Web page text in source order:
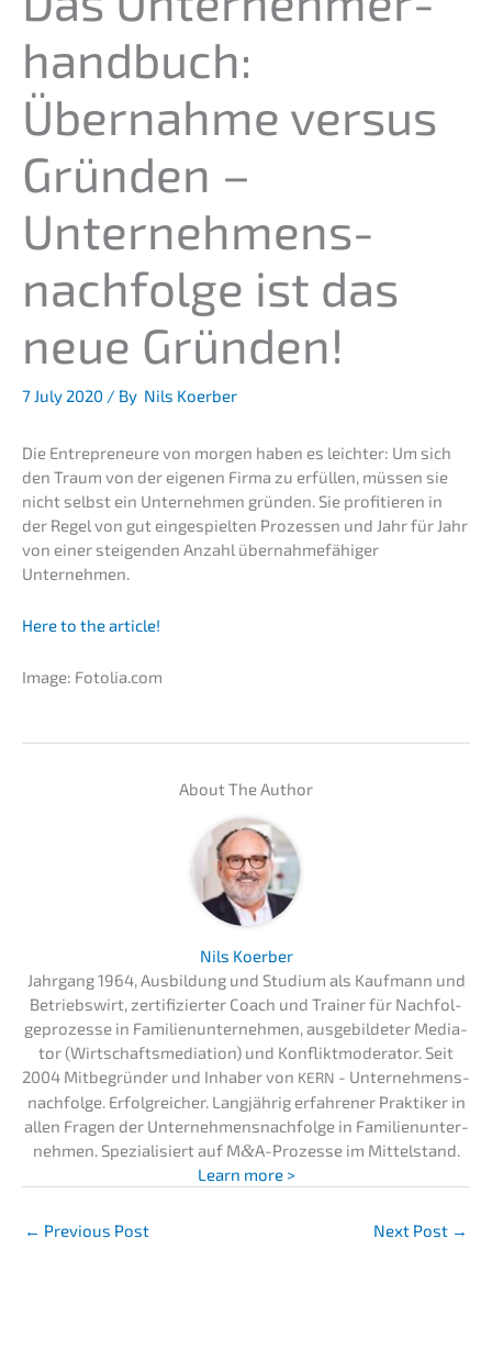
hand­buch:
Übernah­me versus
Gründen –
Unternehmens­
nachfolge ist das
neue Gründen!
7 July 2020 / By Nils Koerber
Die Entre­pre­neu­re von morgen haben es leich­ter: Um sich
den Traum von der eigenen Firma zu erfül­len, müssen sie
nicht selbst ein Unter­neh­men gründen. Sie profi­tie­ren in
der Regel von gut einge­spiel­ten Prozes­sen und Jahr für Jahr
von einer steigen­den Anzahl übernah­me­fä­hi­ger
Unternehmen.
Here to the article!
Image: Fotolia.com
About The Author
Nils Koerber
Jahrgang 1964, Ausbil­dung und Studi­um als Kaufmann und
Betriebs­wirt, zerti­fi­zier­ter Coach und Trainer für Nachfol­
ge­pro­zes­se in Famili­en­un­ter­neh­men, ausge­bil­de­ter Media­
tor (Wirtschafts­me­dia­ti­on) und Konflikt­mo­de­ra­tor. Seit
2004 Mitbe­grün­der und Inhaber von KERN - Unternehmens­
nachfolge. Erfolg­rei­cher. Langjäh­rig erfah­re­ner Prakti­ker in
allen Fragen der Unternehmens­nachfolge in Famili­en­un­ter­
neh­men. Spezia­li­siert auf M&A-Prozesse im Mittel­stand.
Learn more >
← Previous Post Next Post →